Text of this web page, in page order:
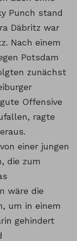
Punch stand
Däbritz war
Nach einem
Potsdam
zunächst
Offensive
ragte
einer jungen
die zum
wäre die
um in einem
gehindert